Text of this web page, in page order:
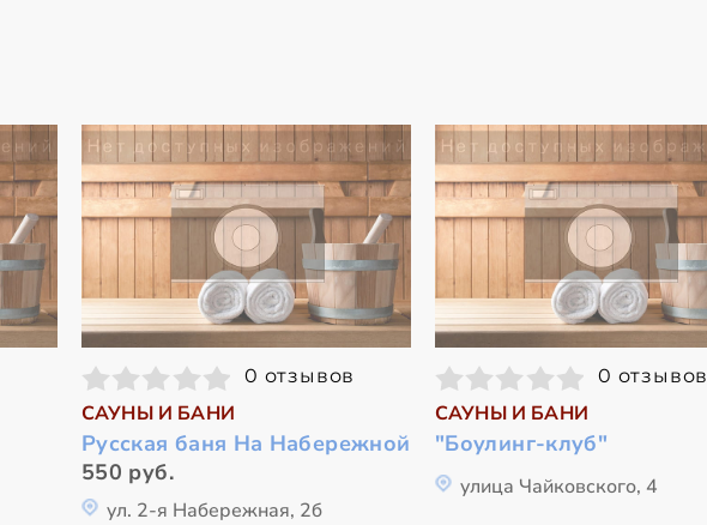
0 отзывов
САУНЫ И БАНИ
Русская баня На Набережной
550 руб.
ул. 2-я Набережная, 2б
0 отзывов
САУНЫ И БАНИ
"Боулинг-клуб"
улица Чайковского, 4